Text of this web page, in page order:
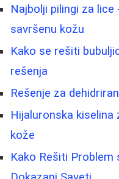
Najbolji pilingi za
savršenu kožu
Kako se rešiti
rešenja
Rešenje za
Hijaluronska kiselina
kože
Kako Rešiti Problem